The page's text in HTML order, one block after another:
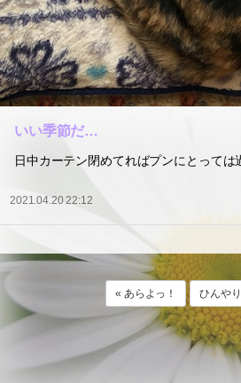
いい季節だ…
日中カーテン閉めてればプンにとっては
2021.04.20 22:12
« あらよっ！ ひんや